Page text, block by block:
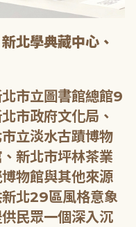
北學典藏中心、
北市立圖書館總館9
市政府文化局、
立淡水古蹟博物
新北市坪林茶業
物館與其他來源
北29區風格意象
民眾一個深入沉